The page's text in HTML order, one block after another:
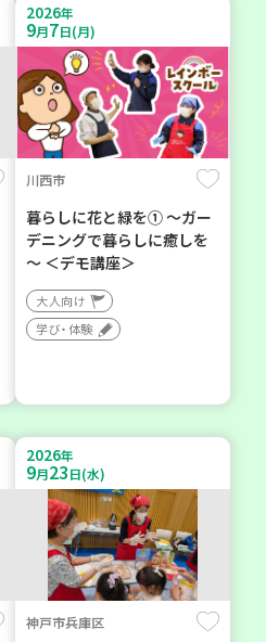
2026年
9月7日(月)
川西市
暮らしに花と緑を① ～ガー
デニングで暮らしに癒しを
～ ＜デモ講座＞
大人向け
学び・体験
2026年
9月23日(水)
神戸市兵庫区